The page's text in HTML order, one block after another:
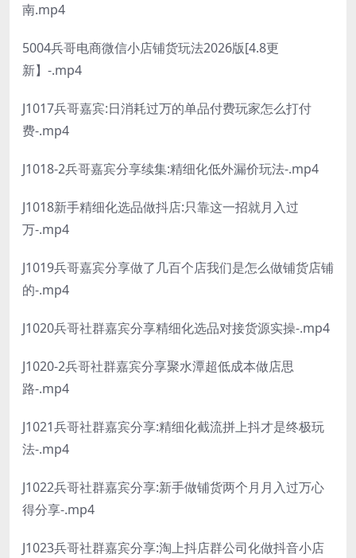
南.mp4
5004兵哥电商微信小店铺货玩法2026版[4.8更
新】-.mp4
J1017兵哥嘉宾:日消耗过万的单品付费玩家怎么打付
费-.mp4
J1018-2兵哥嘉宾分享续集:精细化低外漏价玩法-.mp4
J1018新手精细化选品做抖店:只靠这一招就月入过
万-.mp4
J1019兵哥嘉宾分享做了几百个店我们是怎么做铺货店铺
的-.mp4
J1020兵哥社群嘉宾分享精细化选品对接货源实操-.mp4
J1020-2兵哥社群嘉宾分享聚水潭超低成本做店思
路-.mp4
J1021兵哥社群嘉宾分享:精细化截流拼上抖才是终极玩
法-.mp4
J1022兵哥社群嘉宾分享:新手做铺货两个月月入过万心
得分享-.mp4
J1023兵哥社群嘉宾分享:淘上抖店群公司化做抖音小店